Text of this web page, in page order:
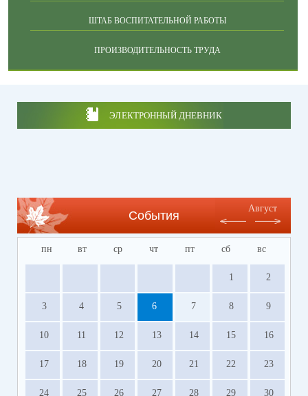
ШТАБ ВОСПИТАТЕЛЬНОЙ РАБОТЫ
ПРОИЗВОДИТЕЛЬНОСТЬ ТРУДА
ЭЛЕКТРОННЫЙ ДНЕВНИК
События
Август
пн вт ср чт пт сб вс
1 2
3 4 5 6 7 8 9
10 11 12 13 14 15 16
17 18 19 20 21 22 23
24 25 26 27 28 29 30